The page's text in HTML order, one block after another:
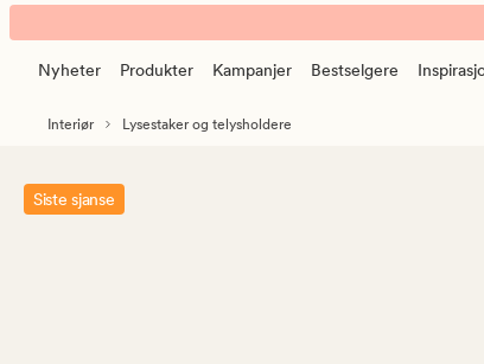
Eira
telysholder
banner.
Klikk
pause.
Nyheter Produkter Kampanjer Bestselgere
Interiør Lysestaker og telysholdere
Siste sjanse